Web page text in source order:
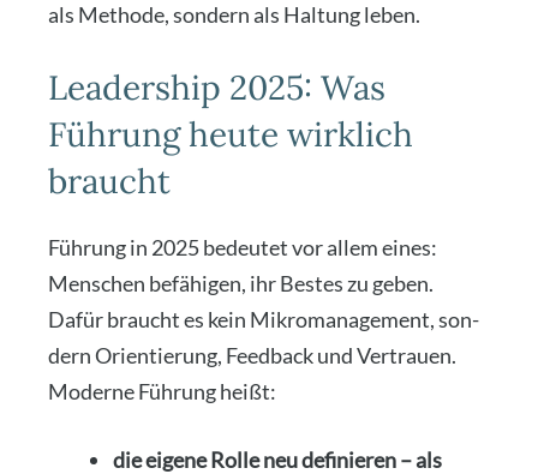
als Metho­de, son­dern als Hal­tung leben.
Leadership 2025: Was
Führung heute wirklich
braucht
Füh­rung in 2025 bedeu­tet vor allem eines:
Men­schen befä­hi­gen, ihr Bes­tes zu geben.
Dafür braucht es kein Mikro­ma­nage­ment, son­
dern Ori­en­tie­rung, Feed­back und Ver­trau­en.
Moder­ne Füh­rung heißt:
die eige­ne Rol­le neu defi­nie­ren – als